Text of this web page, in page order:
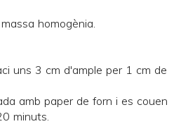
homogènia.
uns 3 cm d'ample per 1 cm de
amb paper de forn i es couen
minuts.